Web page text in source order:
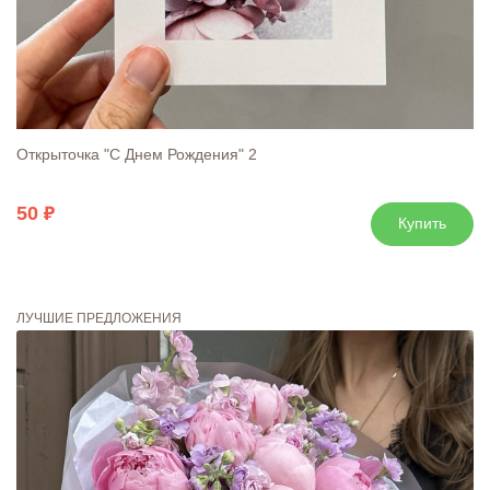
Открыточка "С Днем Рождения" 2
50 Купить
ЛУЧШИЕ ПРЕДЛОЖЕНИЯ